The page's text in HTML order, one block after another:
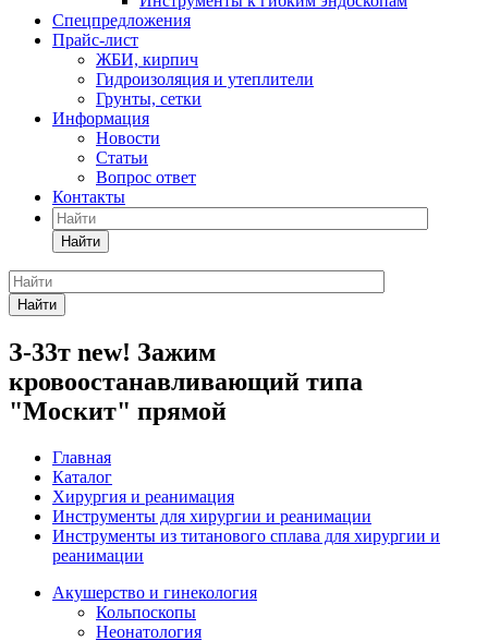
Спецпредложения
Прайс-лист
ЖБИ, кирпич
Гидроизоляция и утеплители
Грунты, сетки
Информация
Новости
Статьи
Вопрос ответ
Контакты
Найти
Найти
З-33т new! Зажим
кровоостанавливающий типа
"Москит" прямой
Главная
Каталог
Хирургия и реанимация
Инструменты для хирургии и реанимации
Инструменты из титанового сплава для хирургии и
реанимации
Акушерство и гинекология
Кольпоскопы
Неонатология